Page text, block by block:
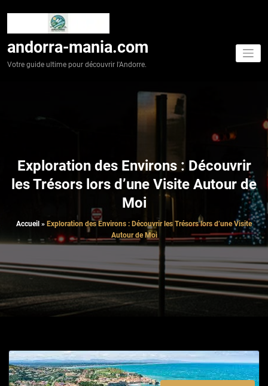
andorra-mania.com
Votre guide ultime pour découvrir l'Andorre.
Exploration des Environs : Découvrir
les Trésors lors d’une Visite Autour de
Moi
Accueil » Exploration des Environs : Découvrir les Trésors lors d’une Visite
Autour de Moi